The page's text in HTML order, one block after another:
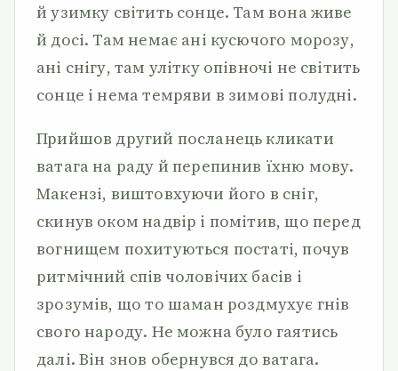
й узимку світить сонце. Там вона живе
й досі. Там немає ані кусючого морозу,
ані снігу, там улітку опівночі не світить
сонце і нема темряви в зимові полудні.
Прийшов другий посланець кликати
ватага на раду й перепинив їхню мову.
Макензі, виштовхуючи його в сніг,
скинув оком надвір і помітив, що перед
вогнищем похитуються постаті, почув
ритмічний спів чоловічих басів і
зрозумів, що то шаман роздмухує гнів
свого народу. Не можна було гаятись
далі. Він знов обернувся до ватага.